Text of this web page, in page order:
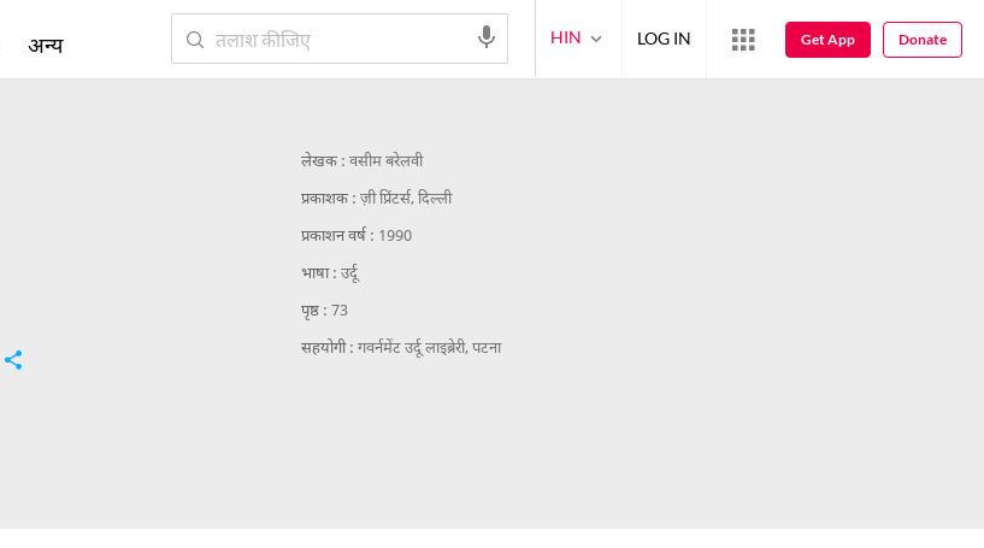
लेखक : वसीम बरेलवी
प्रकाशक : ज़ी प्रिंटर्स, दिल्ली
प्रकाशन वर्ष : 1990
भाषा : उर्दू
पृष्ठ : 73
सहयोगी : गवर्नमेंट उर्दू लाइब्रेरी, पटना
अन्य HIN LOG IN Get App Donate